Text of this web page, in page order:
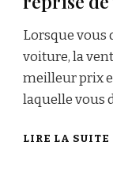
Lorsque vous
voiture, la
meilleur prix
laquelle vous
LIRE LA SUITE